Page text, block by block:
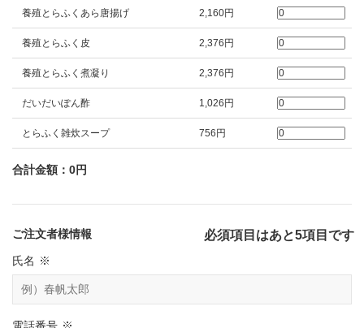
必須項目はあと5項目です
養殖とらふくあら唐揚げ 2,160円
養殖とらふく皮 2,376円
養殖とらふく煮凝り 2,376円
だいだいぽん酢 1,026円
とらふく雑炊スープ 756円
合計金額： 0 円
ご注文者様情報
氏名 ※